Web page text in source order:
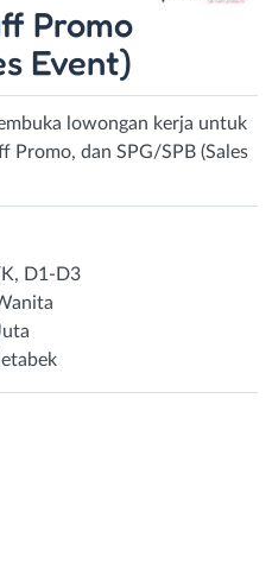
Promo
Event)
lowongan kerja untuk
Promo, dan SPG/SPB (Sales
D1-D3